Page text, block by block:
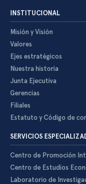
INSTITUCIONAL
Misión y Visión
Valores
Ejes estratégicos
Nuestra historia
Junta Ejecutiva
Gerencias
Filiales
Estatuto y Código de
SERVICIOS
Centro de Promoción
Centro de Estudios
Laboratorio de